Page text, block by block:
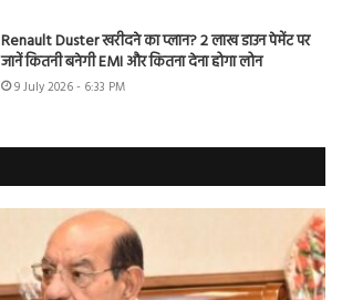
Renault Duster खरीदने का प्लान? 2 लाख डाउन पेमेंट पर
जानें कितनी बनेगी EMI और कितना देना होगा लोन
9 July 2026 - 6:33 PM